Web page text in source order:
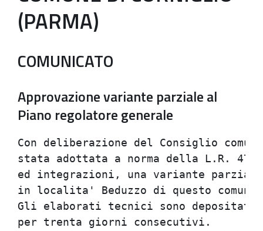
(PARMA)
COMUNICATO
Approvazione variante parziale al
Piano regolatore generale
Con deliberazione del
stata adottata a norma della
ed integrazioni, una variante
in localita'
Gli elaborati tecnici sono
per trenta